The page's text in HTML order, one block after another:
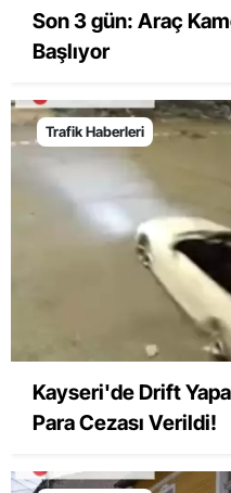
Son 3 gün: Araç
Başlıyor
Trafik Haberleri
Kayseri'de Drift
Para Cezası Verildi!